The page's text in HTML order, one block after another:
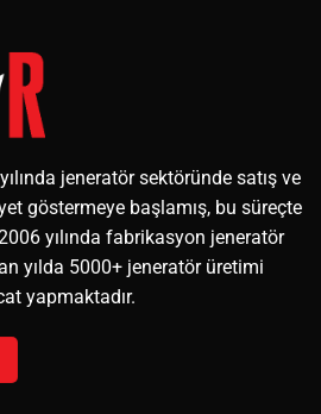
jeneratör sektöründe satış ve
göstermeye başlamış, bu süreçte
yılında fabrikasyon jeneratör
yılda 5000+ jeneratör üretimi
yapmaktadır.